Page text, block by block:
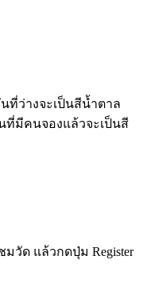
ที่ว่างจะเป็นสีน้ำตาล
ที่มีคนจองแล้วจะเป็นสี
มวัด แล้วกดปุ่ม Register